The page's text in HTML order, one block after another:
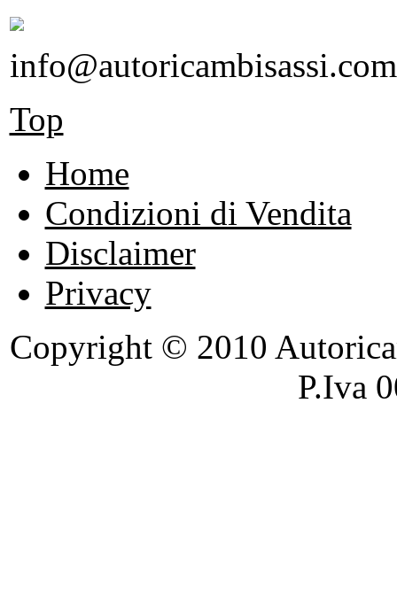
info@autoricambisassi.com
Top
Home
Condizioni di Vendita
Disclaimer
Privacy
Copyright © 2010
P.Iva